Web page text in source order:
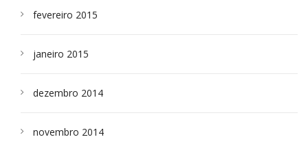
fevereiro 2015
janeiro 2015
dezembro 2014
novembro 2014